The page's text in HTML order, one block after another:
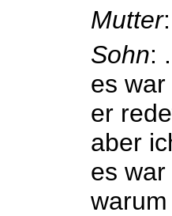
Mutter
Sohn:
es
er
aber
es
warum